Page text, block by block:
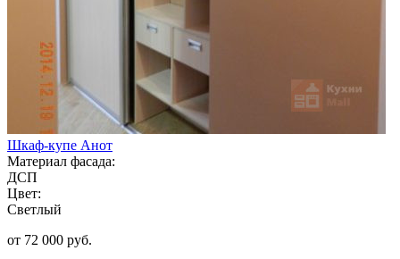
Шкаф-купе Анот
Материал фасада:
ДСП
Цвет:
Светлый
от 72 000 руб.